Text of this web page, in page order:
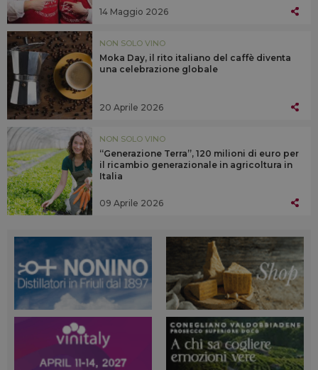
14 Maggio 2026
NON SOLO VINO
Moka Day, il rito italiano del caffè diventa
una celebrazione globale
20 Aprile 2026
NON SOLO VINO
“Generazione Terra”, 120 milioni di euro per
il ricambio generazionale in agricoltura in
Italia
09 Aprile 2026